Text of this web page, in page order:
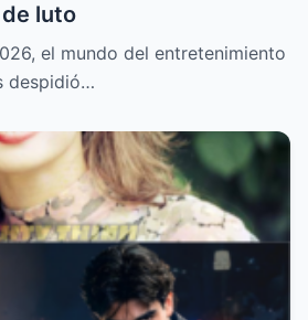
luto
el mundo del entretenimiento
despidió…